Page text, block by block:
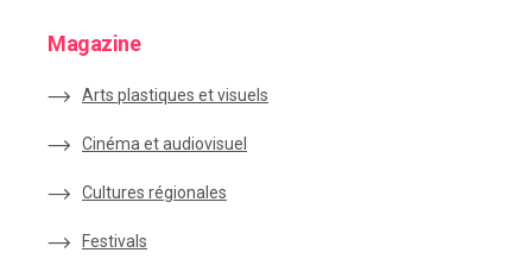
Magazine
Arts plastiques et visuels
Cinéma et audiovisuel
Cultures régionales
Festivals